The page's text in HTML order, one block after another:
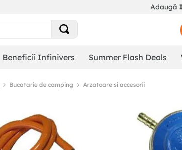
Adaugă
Beneficii Infinivers Summer Flash Deals
Bucatarie de camping Arzatoare si accesorii